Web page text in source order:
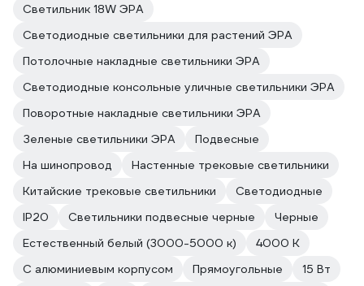
Светильник 18W ЭРА
Светодиодные светильники для растений ЭРА
Потолочные накладные светильники ЭРА
Светодиодные консольные уличные светильники ЭРА
Поворотные накладные светильники ЭРА
Зеленые светильники ЭРА
Подвесные
На шинопровод
Настенные трековые светильники
Китайские трековые светильники
Светодиодные
IP20
Светильники подвесные черные
Черные
Естественный белый (3000-5000 к)
4000 К
С алюминиевым корпусом
Прямоугольные
15 Вт